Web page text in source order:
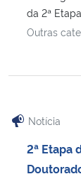
da 2ª
Outras
Notícia
2ª Etapa